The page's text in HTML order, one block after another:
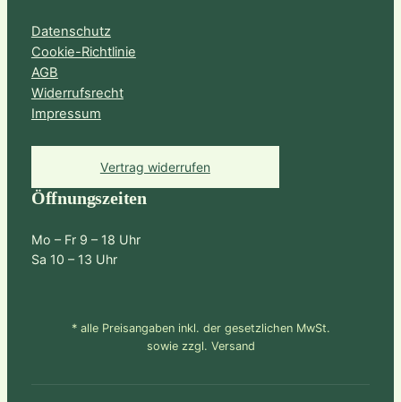
Datenschutz
Cookie-Richtlinie
AGB
Widerrufsrecht
Impressum
Vertrag widerrufen
Öffnungszeiten
Mo – Fr 9 – 18 Uhr
Sa 10 – 13 Uhr
* alle Preisangaben inkl. der gesetzlichen MwSt.
sowie zzgl. Versand